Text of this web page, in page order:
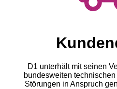
D1 unterhält mit seinen
bundesweiten
Störungen in Anspruch